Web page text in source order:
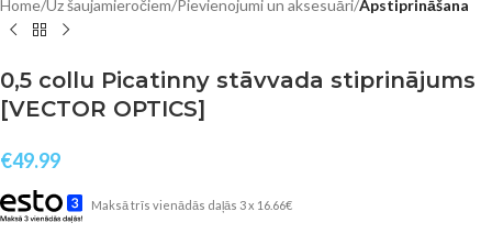
Home Uz šaujamieročiem Pievienojumi un aksesuāri Apstiprināšana
0,5 collu Picatinny stāvvada stiprinājums
[VECTOR OPTICS]
€49.99
Maksā trīs vienādās daļās 3 x 16.66€